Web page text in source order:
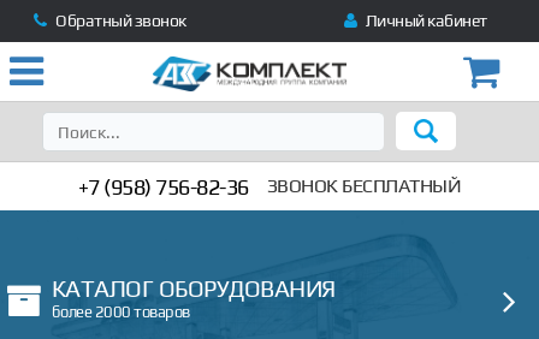
Обратный звонок Личный кабинет
+7 (958) 756-82-36 ЗВОНОК БЕСПЛАТНЫЙ
КАТАЛОГ ОБОРУДОВАНИЯ
более 2000 товаров